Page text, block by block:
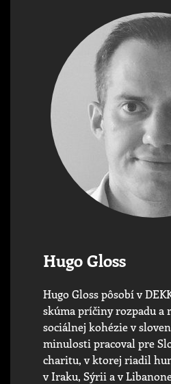
Hugo Gloss
Hugo Gloss pôsobí v
skúma príčiny rozpadu a
sociálnej kohézie v
minulosti pracoval pre
charitu, v ktorej riadil
v Iraku, Sýrii a v